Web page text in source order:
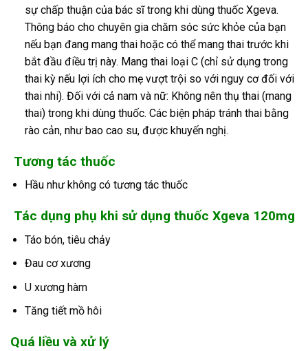
sự chấp thuận của bác sĩ trong khi dùng thuốc Xgeva.
Thông báo cho chuyên gia chăm sóc sức khỏe của bạn
nếu bạn đang mang thai hoặc có thể mang thai trước khi
bắt đầu điều trị này. Mang thai loại C (chỉ sử dụng trong
thai kỳ nếu lợi ích cho mẹ vượt trội so với nguy cơ đối với
thai nhi). Đối với cả nam và nữ: Không nên thụ thai (mang
thai) trong khi dùng thuốc. Các biện pháp tránh thai bằng
rào cản, như bao cao su, được khuyến nghị.
Tương tác thuốc
Hầu như không có tương tác thuốc
Tác dụng phụ khi sử dụng thuốc Xgeva 120mg
Táo bón, tiêu chảy
Đau cơ xương
U xương hàm
Tăng tiết mồ hôi
Quá liều và xử lý